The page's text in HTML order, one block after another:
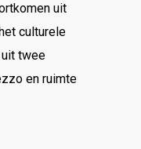
uit
culturele
twee
en ruimte